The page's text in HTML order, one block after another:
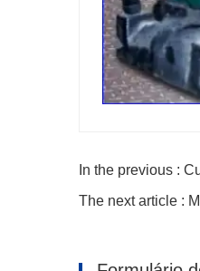
In the previous :
The next article :